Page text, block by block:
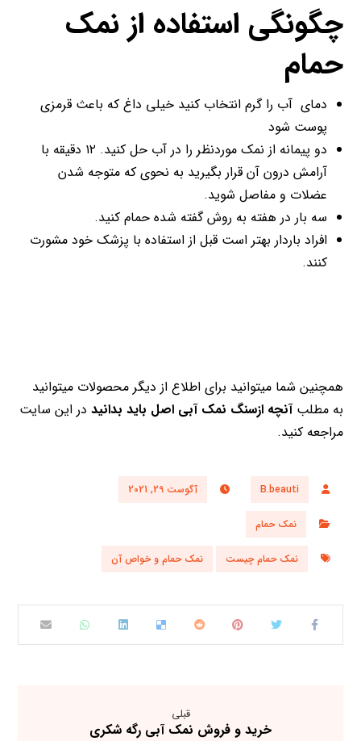
چگونگی استفاده از نمک
حمام
دمای آب را گرم انتخاب کنید خیلی داغ که باعث قرمزی
پوست شود
دو پیمانه از نمک موردنظر را در آب حل کنید. ۱۲ دقیقه با
آرامش درون آن قرار بگیرید به نحوی که متوجه شدن
عضلات و مفاصل شوید.
سه بار در هفته به روش گفته شده حمام کنید.
افراد باردار بهتر است قبل از استفاده با پزشک خود مشورت
کنند.
همچنین شما میتوانید برای اطلاع از دیگر محصولات میتوانید
به مطلبآنچه ازسنگ نمک آبی اصل باید بدانید در این سایت
مراجعه کنید.
B.beauti آگوست 29, 2021
نمک حمام
نمک حمام چیست نمک حمام و خواص آن
قبلی
خرید و فروش نمک آبی رگه شکری